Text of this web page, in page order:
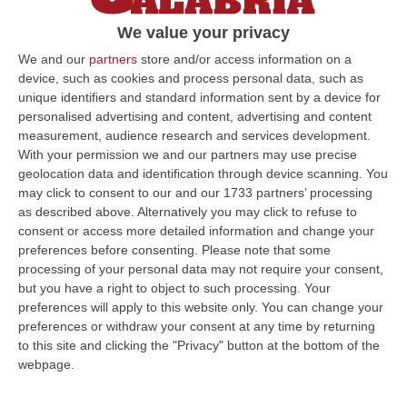
We value your privacy
We and our partners store and/or access information on a
device, such as cookies and process personal data, such as
unique identifiers and standard information sent by a device for
personalised advertising and content, advertising and content
measurement, audience research and services development.
With your permission we and our partners may use precise
geolocation data and identification through device scanning. You
may click to consent to our and our 1733 partners’ processing
as described above. Alternatively you may click to refuse to
consent or access more detailed information and change your
preferences before consenting.
Please note that some
processing of your personal data may not require your consent,
but you have a right to object to such processing. Your
preferences will apply to this website only. You can change your
preferences or withdraw your consent at any time by returning
to this site and clicking the "Privacy" button at the bottom of the
webpage.
gregari del clan Perna-Cicero di Cosenza,
Gentile-Africano-Besaldo di Amantea,
Scofano-Martello-Rosa-Serpa di Paola, e
Carbone di San Lucido. Il presidente della
Corte, Giovanni Garofalo (a latere la collega
Francesca De Vuono) ha condannato
Giovanni Abbruzzese alla pena dell’ergastolo
con isolamento diurno per un anno per tutti i
capi di imputazione; Vincenzo Dedato a 11
anni di reclusione riconoscendo le attenuanti
generiche prevalenti sulle aggravanti e lo
status di collaboratore di giustizia; Salvatore
Valerio Crivello, Gennaro Ditto (assolto per il
capo di imputazione 13), Giancarlo Gravina,